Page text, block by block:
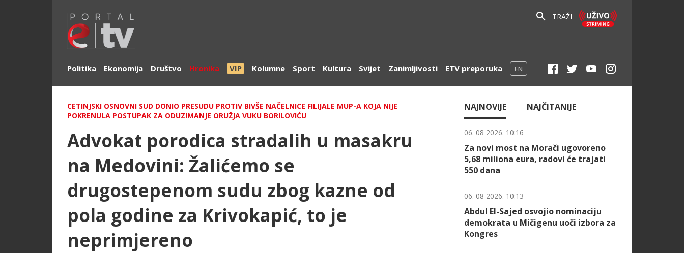
TRAŽI
Politika Ekonomija Društvo Hronika VIP Kolumne Sport Kultura Svijet Zanimljivosti ETV preporuka EN
CETINJSKI OSNOVNI SUD DONIO PRESUDU PROTIV BIVŠE NAČELNICE FILIJALE MUP-A KOJA NIJE
POKRENULA POSTUPAK ZA ODUZIMANJE ORUŽJA VUKU BORILOVIĆU
Advokat porodica stradalih u masakru
na Medovini: Žalićemo se
drugostepenom sudu zbog kazne od
pola godine za Krivokapić, to je
neprimjereno
NAJNOVIJE NAJČITANIJE
06. 08 2026. 10:16
Za novi most na Morači ugovoreno
5,68 miliona eura, radovi će trajati
550 dana
06. 08 2026. 10:13
Abdul El-Sajed osvojio nominaciju
demokrata u Mičigenu uoči izbora za
Kongres